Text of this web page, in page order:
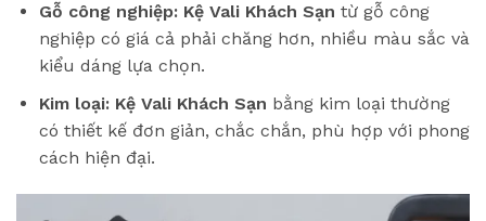
Gỗ công nghiệp: Kệ Vali Khách Sạn từ gỗ công
nghiệp có giá cả phải chăng hơn, nhiều màu sắc và
kiểu dáng lựa chọn.
Kim loại: Kệ Vali Khách Sạn bằng kim loại thường
có thiết kế đơn giản, chắc chắn, phù hợp với phong
cách hiện đại.